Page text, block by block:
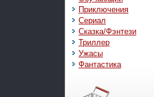
Приключения
Сериал
Сказка/Фэнтези
Триллер
Ужасы
Фантастика